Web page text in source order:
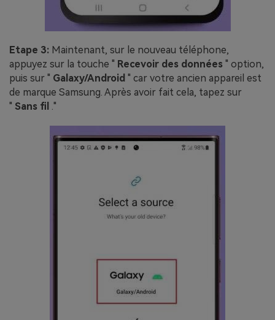
Etape 3: Maintenant, sur le nouveau téléphone,
appuyez sur la touche " Recevoir des données " option,
puis sur " Galaxy/Android " car votre ancien appareil est
de marque Samsung. Après avoir fait cela, tapez sur
" Sans fil ."